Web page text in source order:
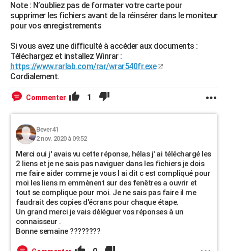
Note : N’oubliez pas de formater votre carte pour
supprimer les fichiers avant de la réinsérer dans le moniteur
pour vos enregistrements
Si vous avez une difficulté à accéder aux documents :
Téléchargez et installez Winrar :
https://www.rarlab.com/rar/wrar540fr.exe
Cordialement.
Commenter 1
Bever41
2 nov. 2020 à 09:52
Merci oui j' avais vu cette réponse, hélas j' ai téléchargé les
2 liens et je ne sais pas naviguer dans les fichiers je dois
me faire aider comme je vous l ai dit c est compliqué pour
moi les liens m emmènent sur des fenêtres a ouvrir et
tout se complique pour moi. Je ne sais pas faire il me
faudrait des copies d'écrans pour chaque étape.
Un grand merci je vais déléguer vos réponses à un
connaisseur .
Bonne semaine ????????